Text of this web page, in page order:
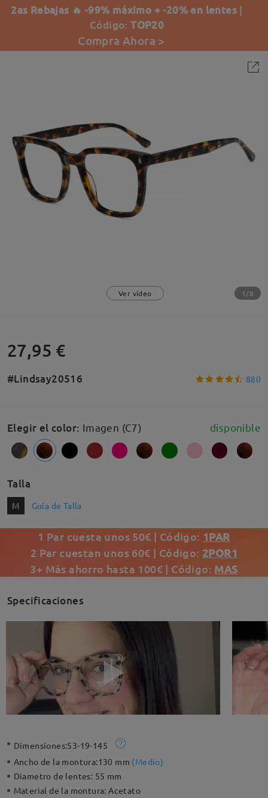
2as Rebajas 🔥 -99% máximo + -20% en lentes |
Código:TOP20
Compra Ahora >
Ver vídeo 1/8
27,95 €
#Lindsay20516 880
Elegir el color: Imagen (C7) disponible
Talla
M Guía de Talla
1 Par cuesta unos 50€ | Código: 1PAR
2 Par cuestan unos 60€ | Código: 2POR1
3+ Más ahorro hasta 100€ | Código: MAS
Specificaciones
Dimensiones:53-19-145
Ancho de la montura:130 mm (Medio)
Diametro de lentes: 55 mm
Material de la montura:Acetato